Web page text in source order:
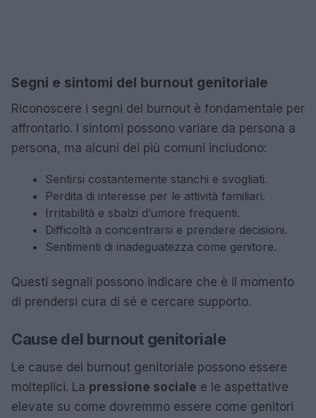
Segni e sintomi del burnout genitoriale
Riconoscere i segni del burnout è fondamentale per
affrontarlo. I sintomi possono variare da persona a
persona, ma alcuni dei più comuni includono:
Sentirsi costantemente stanchi e svogliati.
Perdita di interesse per le attività familiari.
Irritabilità e sbalzi d’umore frequenti.
Difficoltà a concentrarsi e prendere decisioni.
Sentimenti di inadeguatezza come genitore.
Questi segnali possono indicare che è il momento
di prendersi cura di sé e cercare supporto.
Cause del burnout genitoriale
Le cause del burnout genitoriale possono essere
molteplici. La pressione sociale e le aspettative
elevate su come dovremmo essere come genitori